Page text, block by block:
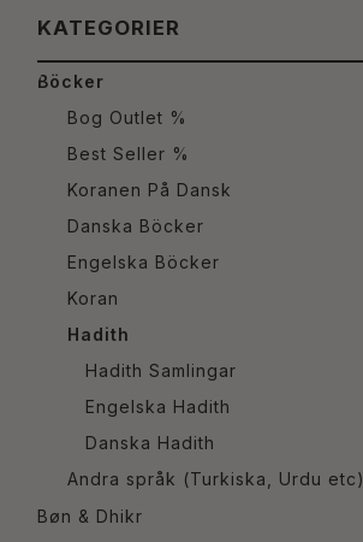
KATEGORIER
Böcker
Bog Outlet %
Best Seller %
Koranen På Dansk
Danska Böcker
Engelska Böcker
Koran
Hadith
Hadith Samlingar
Engelska Hadith
Danska Hadith
Andra språk (Turkiska, Urdu etc)
Bøn & Dhikr